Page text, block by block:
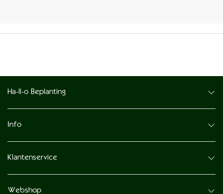
Ha-ll-o Beplanting
Info
Klantenservice
Webshop